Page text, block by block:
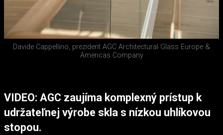
Davide Cappellino, prezident AGC Architectural Glass Europe &
Americas Company
VIDEO: AGC zaujíma komplexný prístup k
udržateľnej výrobe skla s nízkou uhlíkovou
stopou.